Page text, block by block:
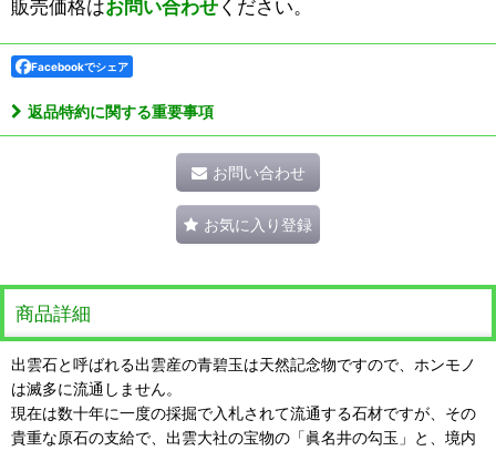
販売価格はお問い合わせください。
Facebookでシェア
返品特約に関する重要事項
お問い合わせ
お気に入り登録
商品詳細
出雲石と呼ばれる出雲産の青碧玉は天然記念物ですので、ホンモノ
は滅多に流通しません。
現在は数十年に一度の採掘で入札されて流通する石材ですが、その
貴重な原石の支給で、出雲大社の宝物の「眞名井の勾玉」と、境内